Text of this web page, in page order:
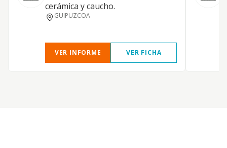
cerámica y caucho.
GUIPUZCOA
VER INFORME VER FICHA